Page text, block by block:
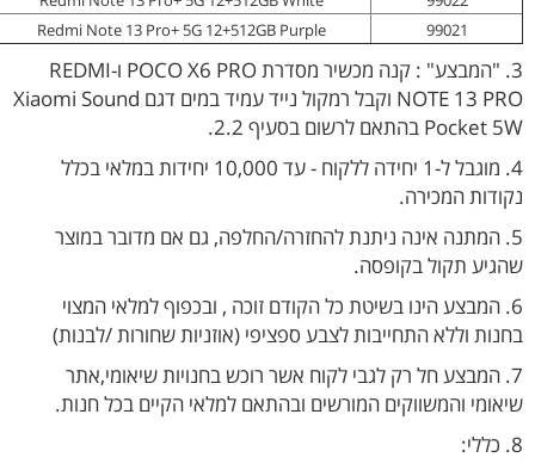
99021
Redmi Note 13 Pro+ 5G 12+512GB Purple
3. "המבצע" : קנה מכשיר מסדרת POCO X6 PRO ו-REDMI
NOTE 13 PRO וקבל רמקול נייד עמיד במים דגם Xiaomi Sound
Pocket 5W בהתאם לרשום בסעיף 2.2.
4. מוגבל ל-1 יחידה ללקוח - עד 10,000 יחידות במלאי בכלל
נקודות המכירה.
5. המתנה אינה ניתנת להחזרה/החלפה, גם אם מדובר במוצר
שהגיע תקול בקופסה.
6. המבצע הינו בשיטת כל הקודם זוכה , ובכפוף למלאי המצוי
בחנות וללא התחייבות לצבע ספציפי (אוזניות שחורות /לבנות)
7. המבצע חל רק לגבי לקוח אשר רוכש בחנויות שיאומי,אתר
שיאומי והמשווקים המורשים ובהתאם למלאי הקיים בכל חנות.
8. כללי: